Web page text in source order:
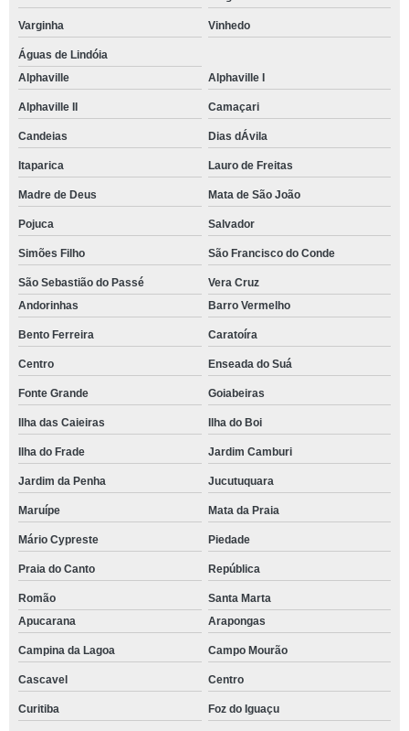
Varginha Vinhedo
Águas de Lindóia
Alphaville
Alphaville I
Alphaville II Camaçari
Candeias Dias dÁvila
Itaparica Lauro de Freitas
Madre de Deus Mata de São João
Pojuca Salvador
Simões Filho São Francisco do Conde
São Sebastião do Passé
Vera Cruz
Andorinhas
Barro Vermelho
Bento Ferreira Caratoíra
Centro Enseada do Suá
Fonte Grande Goiabeiras
Ilha das Caieiras Ilha do Boi
Ilha do Frade Jardim Camburi
Jardim da Penha Jucutuquara
Maruípe Mata da Praia
Mário Cypreste Piedade
Praia do Canto República
Romão
Santa Marta
Apucarana
Arapongas
Campina da Lagoa Campo Mourão
Cascavel Centro
Curitiba Foz do Iguaçu